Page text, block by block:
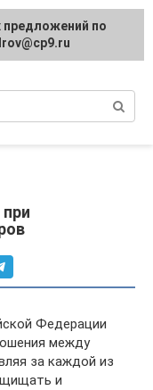
Федерации
между
за каждой из
и
по